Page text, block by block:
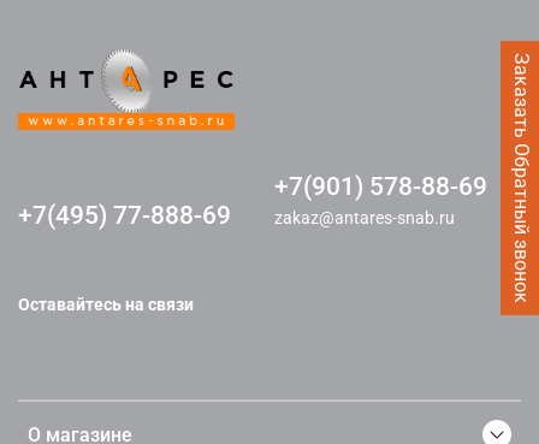
Заказать Обратный звонок
О магазине
+7(495) 77-888-69
+7(901) 578-88-69
zakaz@antares-snab.ru
Оставайтесь на связи